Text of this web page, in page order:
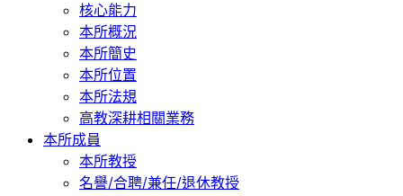
核心能力
本所概況
本所簡史
本所位置
本所法規
高教深耕相關業務
本所成員
本所教授
名譽/合聘/兼任/退休教授